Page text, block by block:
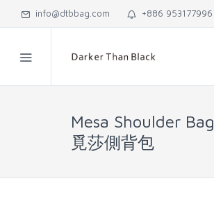
info@dtbbag.com +886 953177996
Mesa Shoulder Bag
覓莎側背包